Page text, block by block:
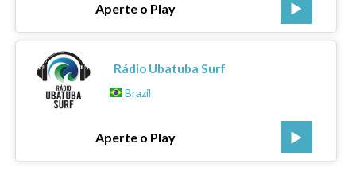
Aperte o Play
Rádio Ubatuba Surf
Brazil
Aperte o Play